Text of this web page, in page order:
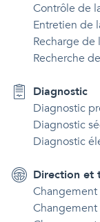
Contrôle de
Entretien de
Recharge de
Recherche
Diagnostic
Diagnostic
Diagnostic
Diagnostic
Direction et
Changement